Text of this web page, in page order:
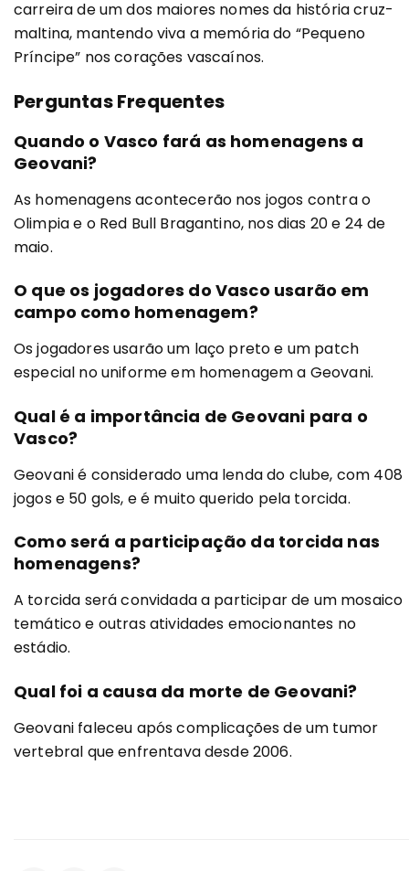
carreira de um dos maiores nomes da história cruz-
maltina, mantendo viva a memória do “Pequeno
Príncipe” nos corações vascaínos.
Perguntas Frequentes
Quando o Vasco fará as homenagens a
Geovani?
As homenagens acontecerão nos jogos contra o
Olimpia e o Red Bull Bragantino, nos dias 20 e 24 de
maio.
O que os jogadores do Vasco usarão em
campo como homenagem?
Os jogadores usarão um laço preto e um patch
especial no uniforme em homenagem a Geovani.
Qual é a importância de Geovani para o
Vasco?
Geovani é considerado uma lenda do clube, com 408
jogos e 50 gols, e é muito querido pela torcida.
Como será a participação da torcida nas
homenagens?
A torcida será convidada a participar de um mosaico
temático e outras atividades emocionantes no
estádio.
Qual foi a causa da morte de Geovani?
Geovani faleceu após complicações de um tumor
vertebral que enfrentava desde 2006.